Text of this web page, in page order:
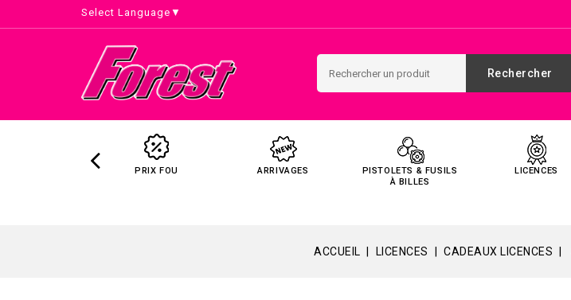
Select Language ▼
Rechercher
PRIX FOU ARRIVAGES
PISTOLETS & FUSILS
À BILLES
LICENCES
ACCUEIL LICENCES CADEAUX LICENCES